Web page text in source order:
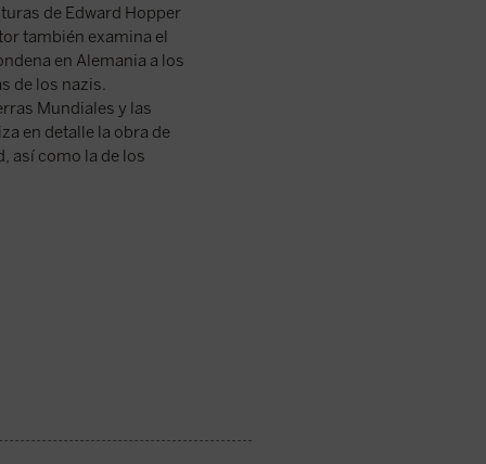
de Edward Hopper
también examina el
en Alemania a los
de los nazis.
Mundiales y las
en detalle la obra de
así como la de los